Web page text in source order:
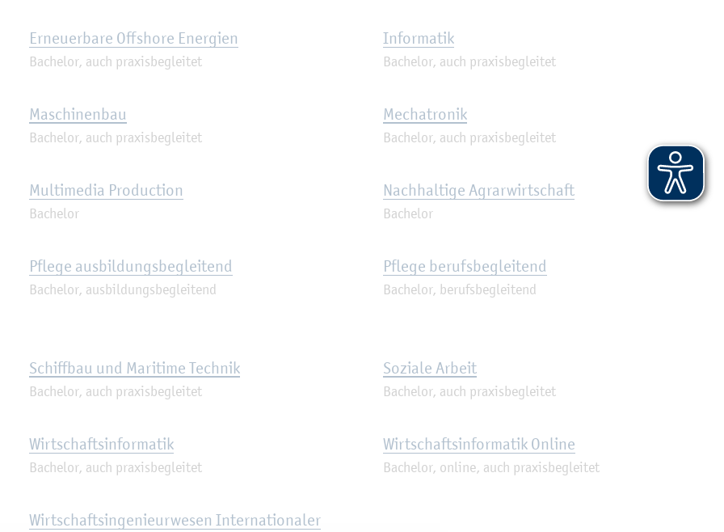
Er­neu­er­ba­re Off­shore En­er­gi­en
Ba­che­lor, auch pra­xis­be­glei­tet
In­for­ma­tik
Ba­che­lor, auch pra­xis­be­glei­tet
Ma­schi­nen­bau
Ba­che­lor, auch pra­xis­be­glei­tet
Me­cha­tro­nik
Ba­che­lor, auch pra­xis­be­glei­tet
Mul­ti­me­dia Pro­duc­tion
Ba­che­lor
Nach­hal­ti­ge Agrar­wirt­schaft
Ba­che­lor
Pfle­ge aus­bil­dungs­be­glei­tend
Ba­che­lor, aus­bil­dungs­be­glei­tend
Pfle­ge be­rufs­be­glei­tend
Ba­che­lor, be­rufs­be­glei­tend
Schiff­bau und Ma­ri­ti­me Tech­nik
Ba­che­lor, auch pra­xis­be­glei­tet
So­zia­le Ar­beit
Ba­che­lor, auch pra­xis­be­glei­tet
Wirt­schafts­in­for­ma­tik
Ba­che­lor, auch pra­xis­be­glei­tet
Wirt­schafts­in­for­ma­tik On­line
Ba­che­lor, on­line, auch pra­xis­be­glei­tet
Wirt­schafts­in­ge­nieur­we­sen In­ter­na­tio­na­ler